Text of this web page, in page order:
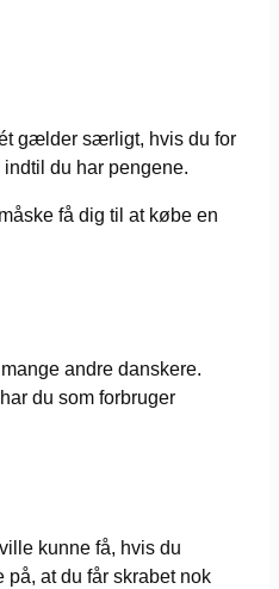
gælder særligt, hvis du for
du har pengene.
få dig til at købe en
andre danskere.
du som forbruger
kunne få, hvis du
at du får skrabet nok